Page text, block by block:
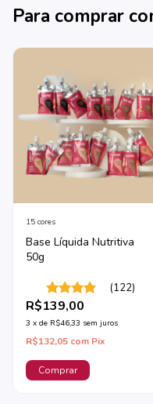
Para comprar
Base Líquida Nutritiva
50g
(122)
R$139,00
3 x de R$46,33 sem juros
R$132,05 com Pix
15 cores
Comprar